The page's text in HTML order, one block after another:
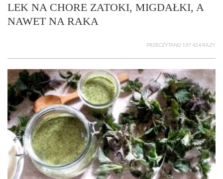
LEK NA CHORE ZATOKI, MIGDAŁKI, A
NAWET NA RAKA
PRZECZYTANO 197 424 RAZY